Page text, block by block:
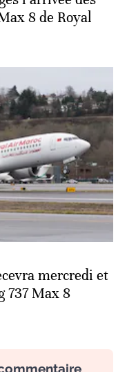
8 de Royal
mercredi et
737 Max 8